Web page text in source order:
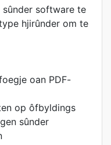
sûnder software te
hjirûnder om te
oan PDF-
op ôfbyldings
sûnder